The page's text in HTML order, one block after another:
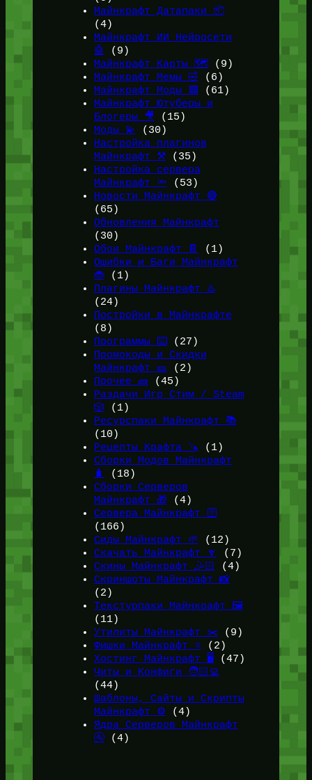
Майнкрафт Датапаки 📦
(4)
Майнкрафт ИИ Нейросети
🤖
(9)
Майнкрафт Карты 🗺️(9)
Майнкрафт Мемы 🤣 (6)
Майнкрафт Моды 🟩 (61)
Майнкрафт Ютуберы и
Блогеры 🎥
(15)
Моды 💫
(30)
Настройка плагинов
Майнкрафт ⚒️(35)
Настройка сервера
Майнкрафт 🔦 (53)
Новости Майнкрафт 🔴
(65)
Обновления Майнкрафт
(30)
Обои Майнкрафт 📔
(1)
Ошибки и Баги Майнкрафт
🐞(1)
Плагины Майнкрафт ♨️
(24)
Постройки в Майнкрафте
(8)
Программы ⌨️(27)
Промокоды и Скидки
Майнкрафт 🎫
(2)
Прочее 🧱 (45)
Раздачи Игр Стим / Steam
🎲 (1)
Ресурспаки Майнкрафт 📚
(10)
Рецепты Крафта 🪚 (1)
Сборки Модов Майнкрафт
🧳
(18)
Сборки Серверов
Майнкрафт 🎁 (4)
Сервера Майнкрафт 🛜
(166)
Сиды Майнкрафт 🌱
(12)
Скачать Майнкрафт 🔽
(7)
Скины Майнкрафт 🤹🏻
(4)
Скриншоты Майнкрафт 📸
(2)
Текстурпаки Майнкрафт 🖼️
(11)
Утилиты Майнкрафт ✂️ (9)
Фишки Майнкрафт ⭐(2)
Хостинг Майнкрафт 🖥️ (47)
Читы и Конфиги 🧑🏻‍💻
(44)
Шаблоны, Сайты и Скрипты
Майнкрафт ⚙️ (4)
Ядра Серверов Майнкрафт
🚰(4)